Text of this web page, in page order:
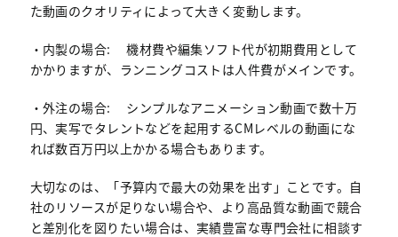
た動画のクオリティによって大きく変動します。
・内製の場合: 機材費や編集ソフト代が初期費用として
かかりますが、ランニングコストは人件費がメインです。
・外注の場合: シンプルなアニメーション動画で数十万
円、実写でタレントなどを起用するCMレベルの動画にな
れば数百万円以上かかる場合もあります。
大切なのは、「予算内で最大の効果を出す」ことです。自
社のリソースが足りない場合や、より高品質な動画で競合
と差別化を図りたい場合は、実績豊富な専門会社に相談す